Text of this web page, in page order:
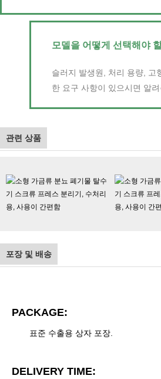
모델을 어떻게 선택해야
슬러지 발생원, 처리 용량, 고
한 요구 사항이 있으시면 알
관련 상품
포장 및 배송
PACKAGE:
표준 수출용 상자 포장.
DELIVERY TIME: